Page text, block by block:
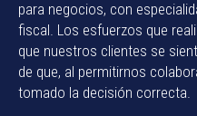
para negocios, con
fiscal. Los esfuerzos que
que nuestros clientes se
de que, al permitirnos
tomado la decisión correcta.